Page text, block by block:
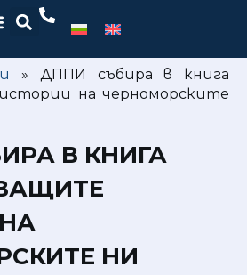
» ДППИ събира в книга
на черноморските
В КНИГА
НИ